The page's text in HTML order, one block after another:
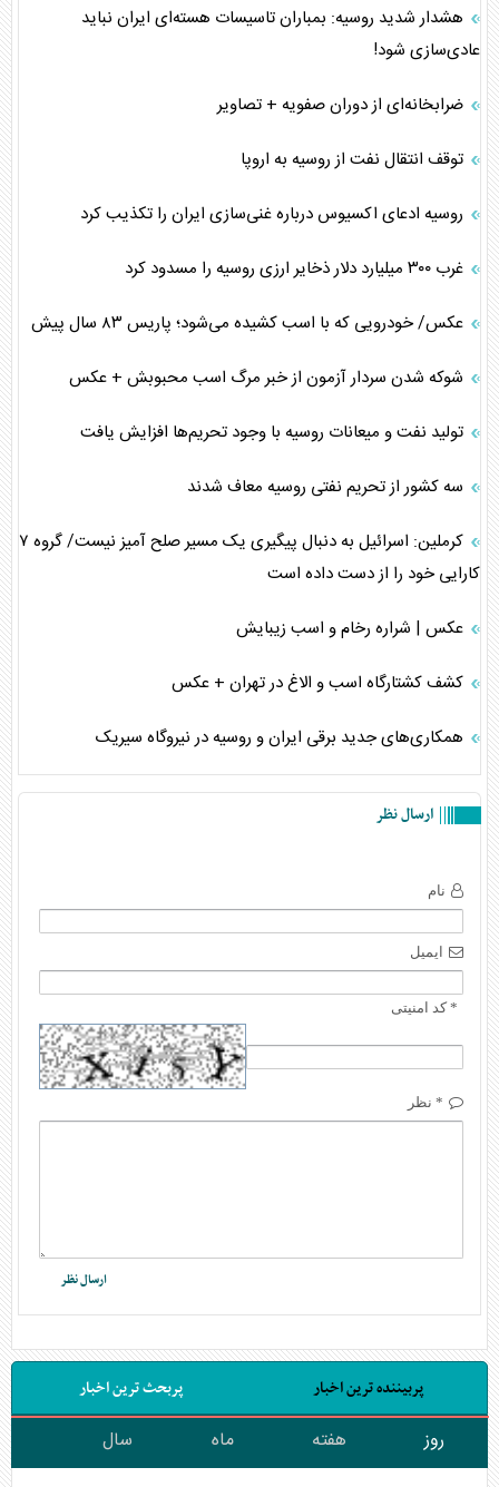
هشدار شدید روسیه: بمباران تاسیسات هسته‌ای ایران نباید
عادی‌سازی شود!
ضرابخانه‌ای از دوران صفویه + تصاویر
توقف انتقال نفت از روسیه به اروپا
روسیه ادعای اکسیوس درباره غنی‌سازی ایران را تکذیب کرد
غرب ۳۰۰ میلیارد دلار ذخایر ارزی روسیه را مسدود کرد
عکس/ خودرویی که با اسب کشیده می‌شود؛ پاریس ۸۳ سال پیش
شوکه شدن سردار آزمون از خبر مرگ اسب محبوبش + عکس
تولید نفت و میعانات روسیه با وجود تحریم‌ها افزایش یافت
سه کشور از تحریم نفتی روسیه معاف شدند
کرملین: اسرائیل به دنبال پیگیری یک مسیر صلح آمیز نیست/ گروه ۷
کارایی خود را از دست داده است
عکس | شراره رخام و اسب زیبایش
کشف کشتارگاه اسب و الاغ در تهران + عکس
همکاری‌های جدید برقی ایران و روسیه در نیروگاه سیریک
ارسال نظر
نام
ایمیل
* کد امنیتی
* نظر
پربیننده ترین اخبار پربحث ترین اخبار
روز هفته ماه سال